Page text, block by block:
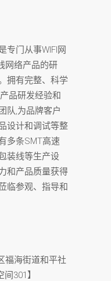
专门从事WIFI网
网络产品的研
拥有完整、科学
品研发经验和
队,为品牌客户
设计和调试等整
多条SMT高速
装线等生产设
和产品质量获得
临参观、指导和
福海街道和平社
301】